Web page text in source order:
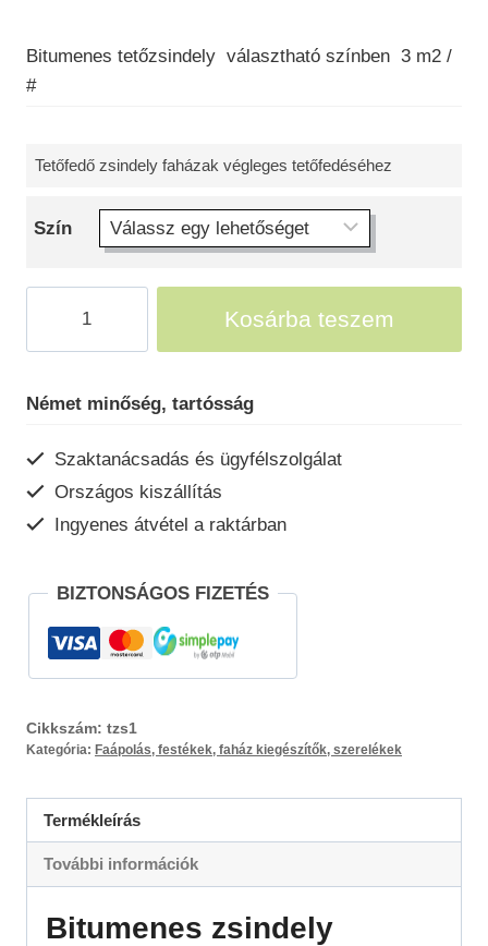
Bitumenes tetőzsindely választható színben 3 m2 /
#
Tetőfedő zsindely faházak végleges tetőfedéséhez
Szín
zsindely
tetőfedés
Kosárba teszem
Német minőség, tartósság
Szaktanácsadás és ügyfélszolgálat
Országos kiszállítás
Ingyenes átvétel a raktárban
BIZTONSÁGOS FIZETÉS
Cikkszám: tzs1
Kategória: Faápolás, festékek, faház kiegészítők, szerelékek
Termékleírás
További információk
Bitumenes zsindely